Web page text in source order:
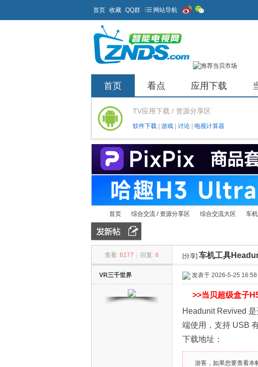
首页 收藏 QQ群 网站导航
首页 看点 应用下载
TV应用下载 / 资源分享区
软件下载 游戏 讨论 电视计算器
首页
›
综合交流 / 资源分享区
›
综合交流大区
›
车
查看: 6177 回复: 6 [分享] 车机工具
VR三千世界 发表于 2026-5-25 16:58
>>当贝超级盒子
Headunit Revived
端使用，支持 USB
下载地址：
游客，如果您要查看本